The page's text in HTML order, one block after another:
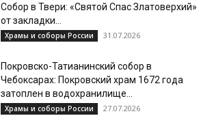
Собор в Твери: «Святой Спас Златоверхий»
от закладки...
Храмы и соборы России 31.07.2026
Покровско-Татианинский собор в
Чебоксарах: Покровский храм 1672 года
затоплен в водохранилище...
Храмы и соборы России 27.07.2026